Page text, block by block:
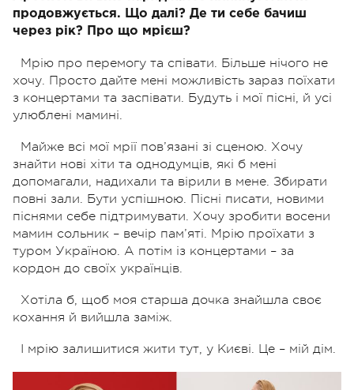
продовжується. Що далі? Де ти себе бачиш
через рік? Про що мрієш?
Мрію про перемогу та співати. Більше нічого не
хочу. Просто дайте мені можливість зараз поїхати
з концертами та заспівати. Будуть і мої пісні, й усі
улюблені мамині.
Майже всі мої мрії пов’язані зі сценою. Хочу
знайти нові хіти та однодумців, які б мені
допомагали, надихали та вірили в мене. Збирати
повні зали. Бути успішною. Пісні писати, новими
піснями себе підтримувати. Хочу зробити восени
мамин сольник – вечір пам’яті. Мрію проїхати з
туром Україною. А потім із концертами – за
кордон до своїх українців.
Хотіла б, щоб моя старша дочка знайшла своє
кохання й вийшла заміж.
І мрію залишитися жити тут, у Києві. Це – мій дім.